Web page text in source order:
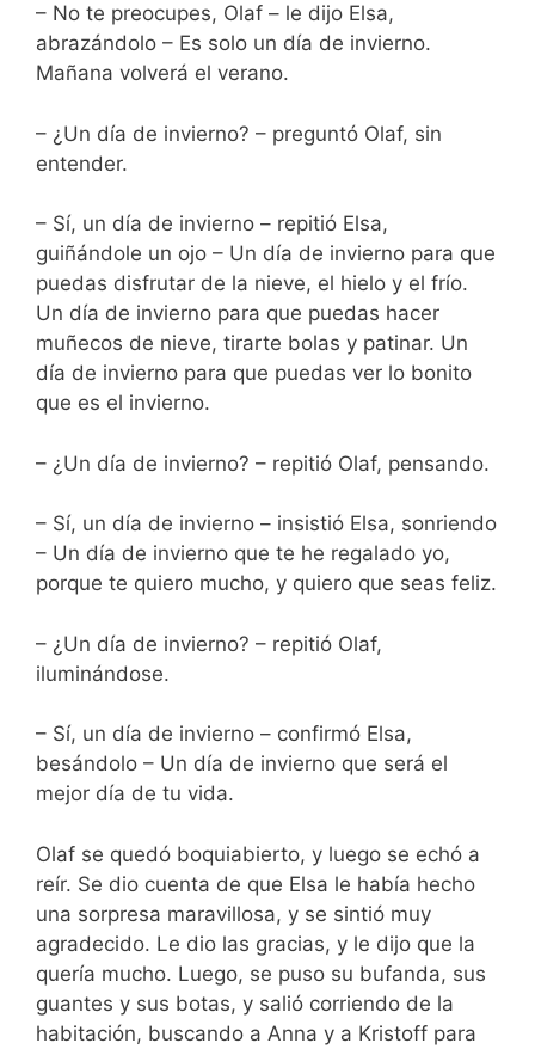
– No te preocupes, Olaf – le dijo Elsa,
abrazándolo – Es solo un día de invierno.
Mañana volverá el verano.
– ¿Un día de invierno? – preguntó Olaf, sin
entender.
– Sí, un día de invierno – repitió Elsa,
guiñándole un ojo – Un día de invierno para que
puedas disfrutar de la nieve, el hielo y el frío.
Un día de invierno para que puedas hacer
muñecos de nieve, tirarte bolas y patinar. Un
día de invierno para que puedas ver lo bonito
que es el invierno.
– ¿Un día de invierno? – repitió Olaf, pensando.
– Sí, un día de invierno – insistió Elsa, sonriendo
– Un día de invierno que te he regalado yo,
porque te quiero mucho, y quiero que seas feliz.
– ¿Un día de invierno? – repitió Olaf,
iluminándose.
– Sí, un día de invierno – confirmó Elsa,
besándolo – Un día de invierno que será el
mejor día de tu vida.
Olaf se quedó boquiabierto, y luego se echó a
reír. Se dio cuenta de que Elsa le había hecho
una sorpresa maravillosa, y se sintió muy
agradecido. Le dio las gracias, y le dijo que la
quería mucho. Luego, se puso su bufanda, sus
guantes y sus botas, y salió corriendo de la
habitación, buscando a Anna y a Kristoff para